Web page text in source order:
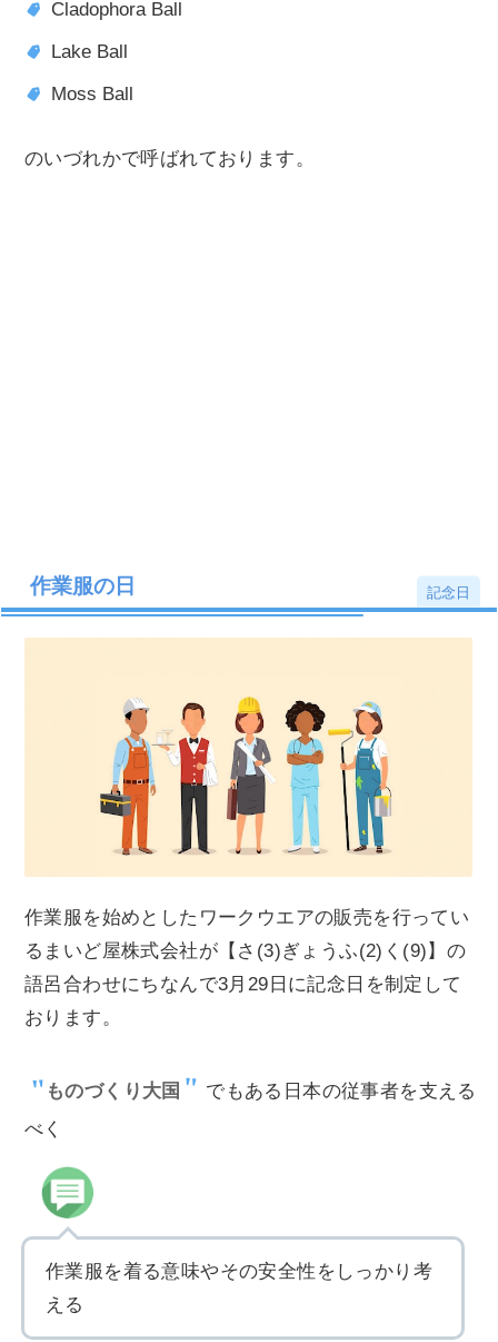
Cladophora Ball
Lake Ball
Moss Ball
のいづれかで呼ばれております。
作業服の日 記念日
作業服を始めとしたワークウエアの販売を行ってい
るまいど屋株式会社が【さ(3)ぎょうふ(2)く(9)】の
語呂合わせにちなんで3月29日に記念日を制定して
おります。
ものづくり大国
でもある日本の従事者を支える
べく
作業服を着る意味やその安全性をしっかり考
える